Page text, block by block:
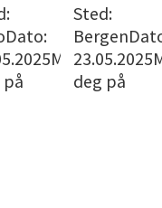
på
Sted:
deg på